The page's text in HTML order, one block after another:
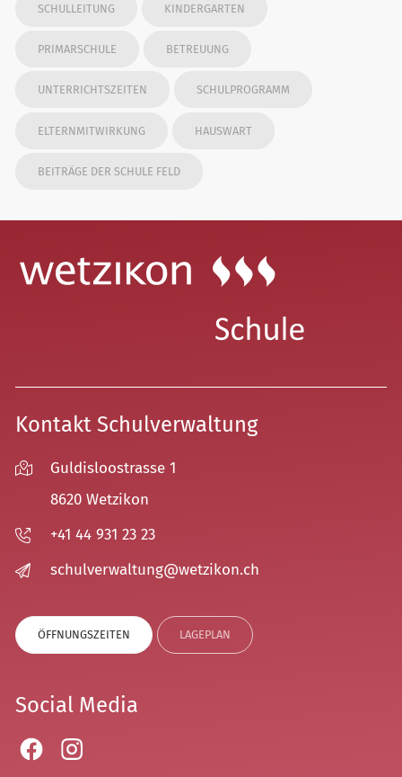
SCHULLEITUNG KINDERGARTEN
PRIMARSCHULE BETREUUNG
UNTERRICHTSZEITEN SCHULPROGRAMM
ELTERNMITWIRKUNG HAUSWART
BEITRÄGE DER SCHULE FELD
Kontakt Schulverwaltung
Guldisloostrasse 1
8620 Wetzikon
+41 44 931 23 23
sch lv rw lt ng w tz k n ch
ÖFFNUNGSZEITEN LAGEPLAN
Social Media